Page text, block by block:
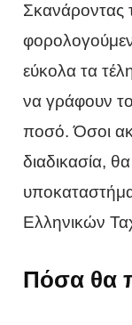
Σκανάροντας
εύκολα τα
να γράφουν
ποσό. Όσοι
διαδικασία,
Ελληνικών
Πόσα θα